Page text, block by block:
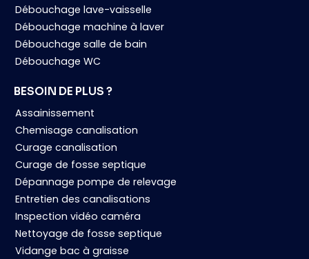
Débouchage lave-vaisselle
Débouchage machine à laver
Débouchage salle de bain
Débouchage WC
BESOIN DE PLUS ?
Assainissement
Chemisage canalisation
Curage canalisation
Curage de fosse septique
Dépannage pompe de relevage
Entretien des canalisations
Inspection vidéo caméra
Nettoyage de fosse septique
Vidange bac à graisse